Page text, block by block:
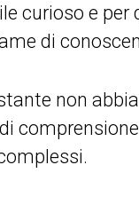
curioso e
di
non